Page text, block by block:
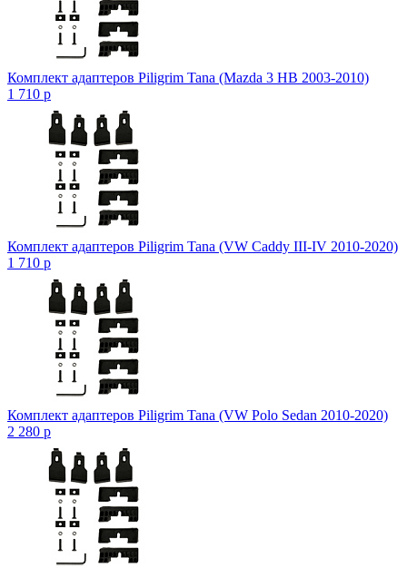
Комплект адаптеров Piligrim Tana (Mazda 3 HB 2003-2010)
1 710 p
Комплект адаптеров Piligrim Tana (VW Caddy III-IV 2010-2020)
1 710 p
Комплект адаптеров Piligrim Tana (VW Polo Sedan 2010-2020)
2 280 p